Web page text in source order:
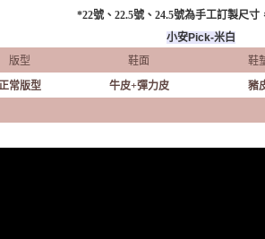
*22號、22.5號、24.5號為手工訂製尺寸
小安Pick-米白
版型 鞋面 鞋
常版型 牛皮+彈力皮 豬